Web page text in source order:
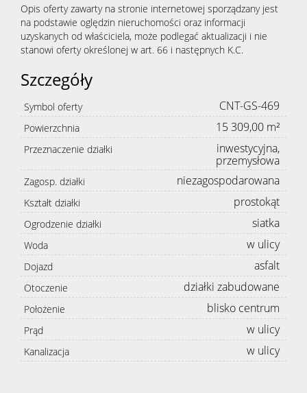
Opis oferty zawarty na stronie internetowej sporządzany jest
na podstawie oględzin nieruchomości oraz informacji
uzyskanych od właściciela, może podlegać aktualizacji i nie
stanowi oferty określonej w art. 66 i następnych K.C.
Szczegóły
Symbol oferty CNT-GS-469
Powierzchnia 15 309,00 m²
Przeznaczenie działki
inwestycyjna,
przemysłowa
Zagosp. działki niezagospodarowana
Kształt działki prostokąt
Ogrodzenie działki siatka
Woda w ulicy
Dojazd asfalt
Otoczenie działki zabudowane
Położenie blisko centrum
Prąd w ulicy
Kanalizacja w ulicy